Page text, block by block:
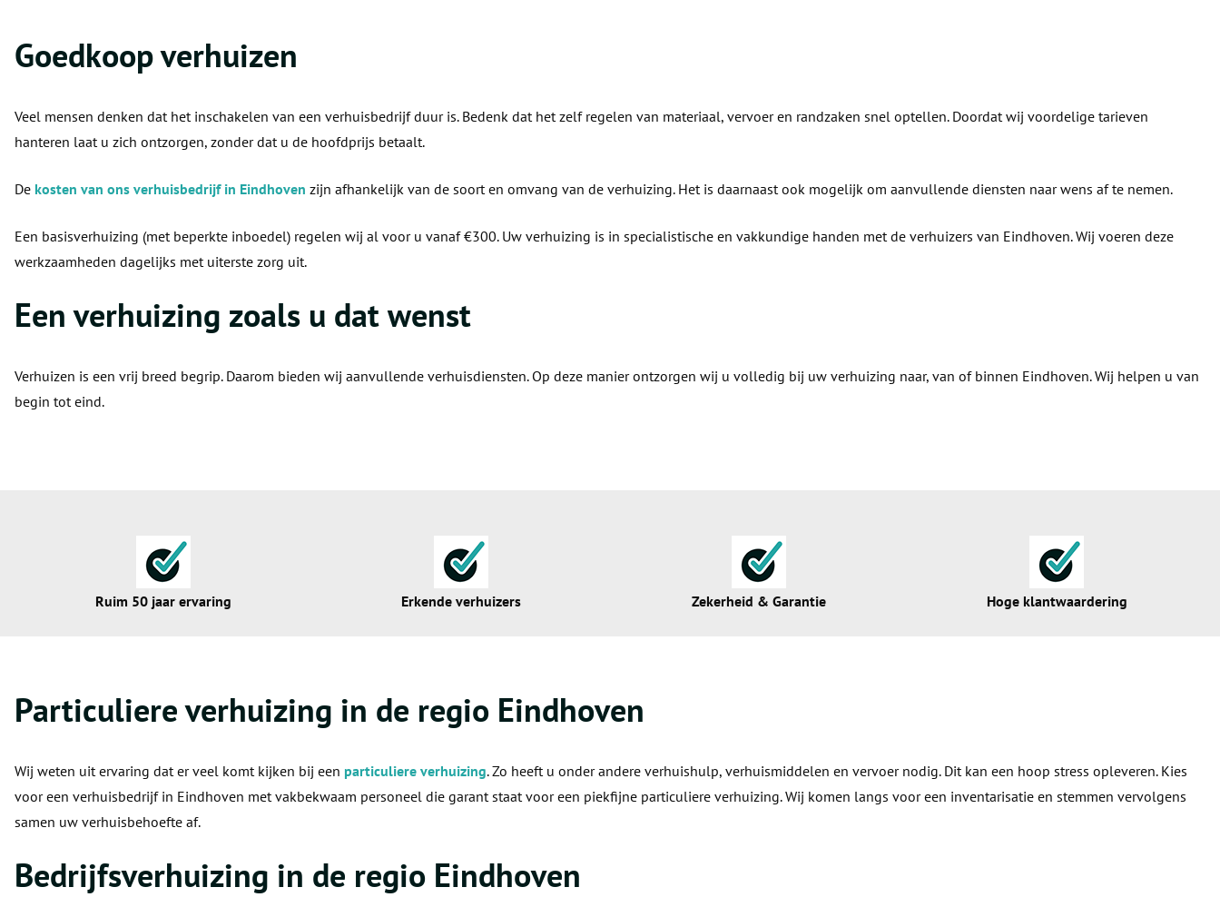
Goedkoop verhuizen
Veel mensen denken dat het inschakelen van een verhuisbedrijf duur is. Bedenk dat het zelf regelen van materiaal, vervoer en randzaken snel optellen. Doordat wij voordelige tarieven
hanteren laat u zich ontzorgen, zonder dat u de hoofdprijs betaalt.
De kosten van ons verhuisbedrijf in Eindhoven zijn afhankelijk van de soort en omvang van de verhuizing. Het is daarnaast ook mogelijk om aanvullende diensten naar wens af te nemen.
Een basisverhuizing (met beperkte inboedel) regelen wij al voor u vanaf €300. Uw verhuizing is in specialistische en vakkundige handen met de verhuizers van Eindhoven. Wij voeren deze
werkzaamheden dagelijks met uiterste zorg uit.
Een verhuizing zoals u dat wenst
Verhuizen is een vrij breed begrip. Daarom bieden wij aanvullende verhuisdiensten. Op deze manier ontzorgen wij u volledig bij uw verhuizing naar, van of binnen Eindhoven. Wij helpen u van
begin tot eind.
Ruim 50 jaar ervaring Erkende verhuizers Zekerheid & Garantie Hoge klantwaardering
Particuliere verhuizing in de regio Eindhoven
Wij weten uit ervaring dat er veel komt kijken bij een particuliere verhuizing. Zo heeft u onder andere verhuishulp, verhuismiddelen en vervoer nodig. Dit kan een hoop stress opleveren. Kies
voor een verhuisbedrijf in Eindhoven met vakbekwaam personeel die garant staat voor een piekfijne particuliere verhuizing. Wij komen langs voor een inventarisatie en stemmen vervolgens
samen uw verhuisbehoefte af.
Bedrijfsverhuizing in de regio Eindhoven